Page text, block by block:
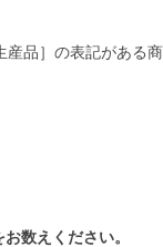
品］の表記がある
数えください。